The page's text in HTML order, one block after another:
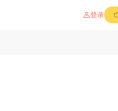
登录